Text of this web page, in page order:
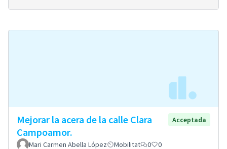
Mejorar la acera de la calle Clara
Campoamor.
Acceptada
Mari Carmen Abella López Mobilitat 0 0